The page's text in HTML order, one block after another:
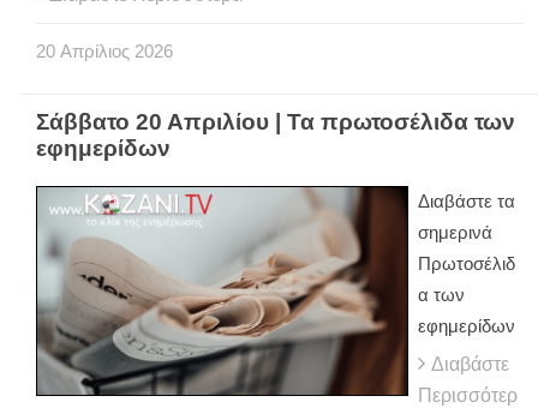
20 Απρίλιος 2026
Σάββατο 20 Απριλίου | Τα πρωτοσέλιδα των
εφημερίδων
Διαβάστε τα
σημερινά
Πρωτοσέλιδ
α των
εφημερίδων
Διαβάστε
Περισσότερ